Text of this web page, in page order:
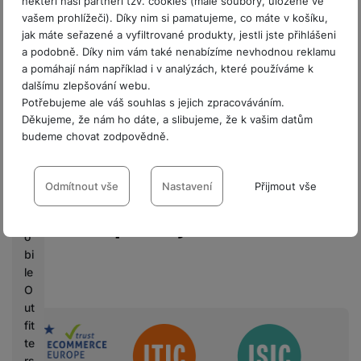
vašem prohlížeči). Díky nim si pamatujeme, co máte v košíku,
jak máte seřazené a vyfiltrované produkty, jestli jste přihlášeni
a podobně. Díky nim vám také nenabízíme nevhodnou reklamu
a pomáhají nám například i v analýzách, které používáme k
dalšímu zlepšování webu.
Potřebujeme ale váš souhlas s jejich zpracováváním.
Děkujeme, že nám ho dáte, a slibujeme, že k vašim datům
budeme chovat zodpovědně.
Nastavení souhlasů s kategoriemi
cookies
VŽDY AKTIVNÍ
Technické cookies umožňují váš průchod nákupním košíkem,
porovnávání produktů a další nezbytné funkce.
Preferenční a rozšířené funkce
Preferenční a rozšířené funkce
nastavovat znovu a abyste se s námi mohli spojit např. pomocí
chatu.
Povoleno
Odmítnout vše Nastavení Přijmout vše
a
x
y
U
p
a
c
o
bi
le
O
ut
fit
te
Seznam prodejen
Sdružení